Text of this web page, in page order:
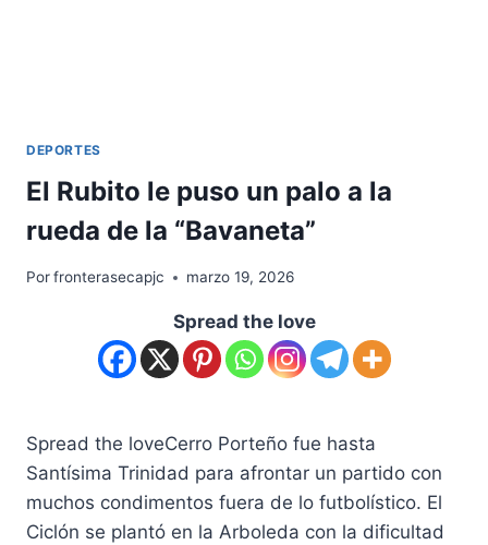
DEPORTES
El Rubito le puso un palo a la
rueda de la “Bavaneta”
Porfronterasecapjc marzo 19, 2026
Spread the love
Spread the loveCerro Porteño fue hasta
Santísima Trinidad para afrontar un partido con
muchos condimentos fuera de lo futbolístico. El
Ciclón se plantó en la Arboleda con la dificultad